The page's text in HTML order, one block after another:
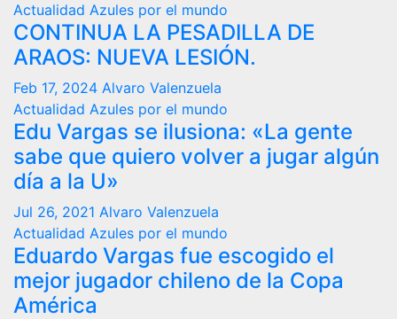
Actualidad Azules por el mundo
CONTINUA LA PESADILLA DE
ARAOS: NUEVA LESIÓN.
Feb 17, 2024 Alvaro Valenzuela
Actualidad Azules por el mundo
Edu Vargas se ilusiona: «La gente
sabe que quiero volver a jugar algún
día a la U»
Jul 26, 2021 Alvaro Valenzuela
Actualidad Azules por el mundo
Eduardo Vargas fue escogido el
mejor jugador chileno de la Copa
América